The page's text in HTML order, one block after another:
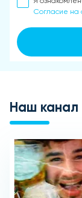
Согласие на
Наш канал